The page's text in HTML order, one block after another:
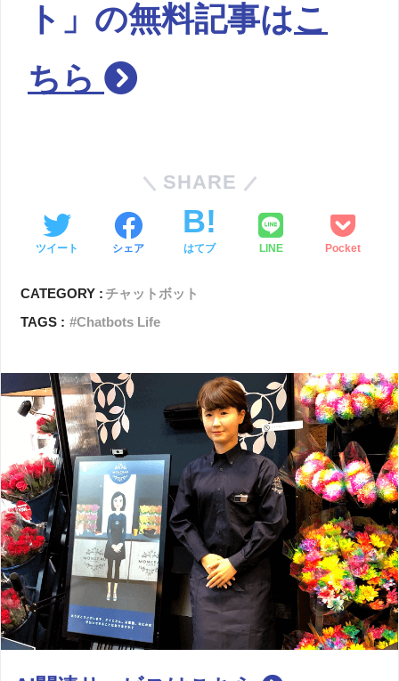
ト」の無料記事はこ
ちら
SHARE
ツイート シェア はてブ LINE Pocket
CATEGORY : チャットボット
TAGS :
Chatbots Life